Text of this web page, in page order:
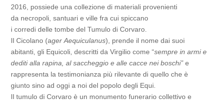
2016, possiede una collezione di materiali provenienti
da necropoli, santuari e ville fra cui spiccano
i corredi delle tombe del Tumulo di Corvaro.
Il Cicolano (ager Aequiculanus), prende il nome dai suoi
abitanti, gli Equicoli, descritti da Virgilio come “sempre in armi e
dediti alla rapina, al saccheggio e alle cacce nei boschi”e
rappresenta la testimonianza più rilevante di quello che è
giunto sino ad oggi a noi del popolo degli Equi.
Il tumulo di Corvaro è un monumento funerario collettivo e